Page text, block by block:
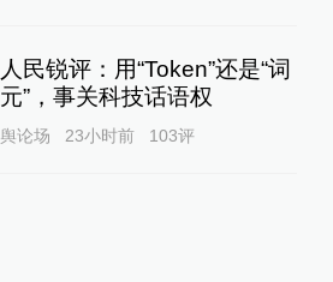
人民锐评：用“Token”还是“词
元”，事关科技话语权
舆论场 23小时前 103评